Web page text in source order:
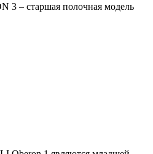
3 – старшая полочная модель